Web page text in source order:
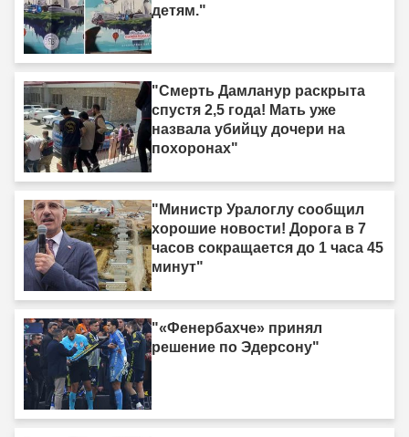
детям."
"Смерть Дамланур раскрыта
спустя 2,5 года! Мать уже
назвала убийцу дочери на
похоронах"
"Министр Уралоглу сообщил
хорошие новости! Дорога в 7
часов сокращается до 1 часа 45
минут"
"«Фенербахче» принял
решение по Эдерсону"